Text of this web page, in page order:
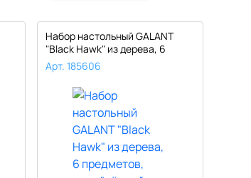
Набор настольный GALANT
"Black Hawk" из дерева, 6
предм..
Арт. 185606